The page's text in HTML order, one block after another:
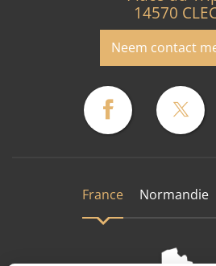
14570
Neem contact
France Normandie